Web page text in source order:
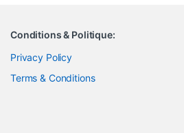
Conditions & Politique:
Privacy Policy
Terms & Conditions